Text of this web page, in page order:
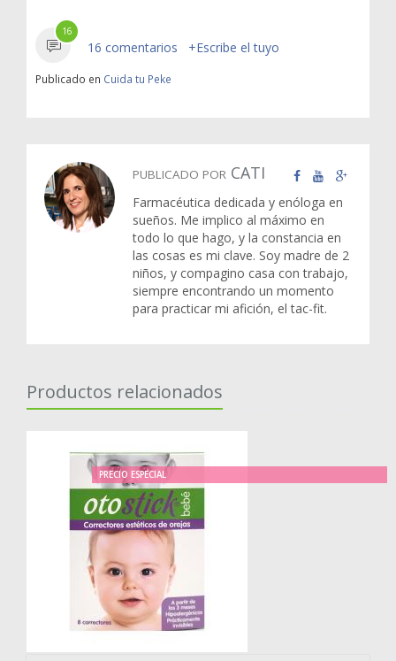
16
16 comentarios +Escribe el tuyo
Publicado en Cuida tu Peke
PUBLICADO POR CATI
Farmacéutica dedicada y enóloga en
sueños. Me implico al máximo en
todo lo que hago, y la constancia en
las cosas es mi clave. Soy madre de 2
niños, y compagino casa con trabajo,
siempre encontrando un momento
para practicar mi afición, el tac-fit.
Productos relacionados
PRECIO ESPECIAL